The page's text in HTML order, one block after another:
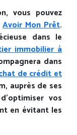
vous pouvez
Avoir Mon Prêt.
dans le
immobilier à
dans
de crédit et
auprès de ses
vos
en évitant les